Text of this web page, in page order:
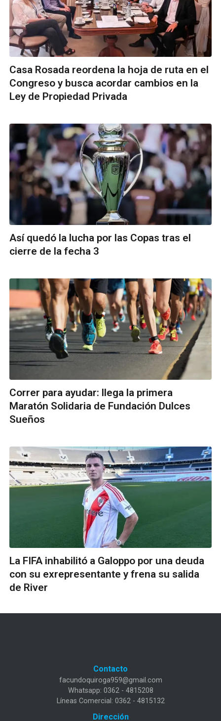
Casa Rosada reordena la hoja de ruta en el
Congreso y busca acordar cambios en la
Ley de Propiedad Privada
Así quedó la lucha por las Copas tras el
cierre de la fecha 3
Correr para ayudar: llega la primera
Maratón Solidaria de Fundación Dulces
Sueños
La FIFA inhabilitó a Galoppo por una deuda
con su exrepresentante y frena su salida
de River
Contacto
facundoquiroga959@gmail.com
Whatsapp: 0362 - 4815208
Líneas Comercial: 0362 - 4815132
Dirección